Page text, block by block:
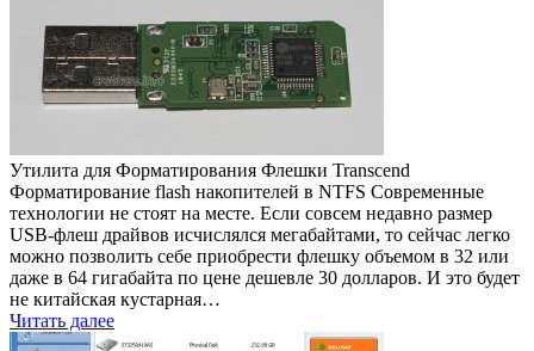
Утилита для Форматирования Флешки Transcend
Форматирование flash накопителей в NTFS Современные
технологии не стоят на месте. Если совсем недавно размер
USB-флеш драйвов исчислялся мегабайтами, то сейчас легко
можно позволить себе приобрести флешку объемом в 32 или
даже в 64 гигабайта по цене дешевле 30 долларов. И это будет
не китайская кустарная…
Читать далее